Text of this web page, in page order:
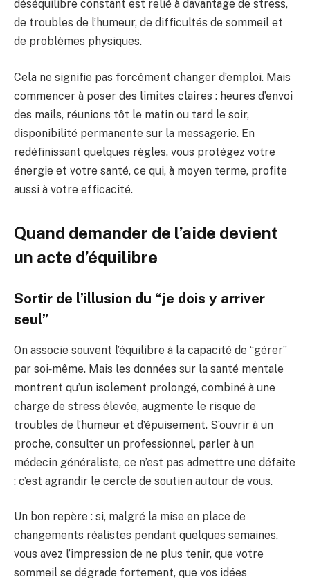
déséquilibre constant est relié à davantage de stress,
de troubles de l’humeur, de difficultés de sommeil et
de problèmes physiques.
Cela ne signifie pas forcément changer d’emploi. Mais
commencer à poser des limites claires : heures d’envoi
des mails, réunions tôt le matin ou tard le soir,
disponibilité permanente sur la messagerie. En
redéfinissant quelques règles, vous protégez votre
énergie et votre santé, ce qui, à moyen terme, profite
aussi à votre efficacité.
Quand demander de l’aide devient
un acte d’équilibre
Sortir de l’illusion du “je dois y arriver
seul”
On associe souvent l’équilibre à la capacité de “gérer”
par soi‑même. Mais les données sur la santé mentale
montrent qu’un isolement prolongé, combiné à une
charge de stress élevée, augmente le risque de
troubles de l’humeur et d’épuisement. S’ouvrir à un
proche, consulter un professionnel, parler à un
médecin généraliste, ce n’est pas admettre une défaite
: c’est agrandir le cercle de soutien autour de vous.
Un bon repère : si, malgré la mise en place de
changements réalistes pendant quelques semaines,
vous avez l’impression de ne plus tenir, que votre
sommeil se dégrade fortement, que vos idées